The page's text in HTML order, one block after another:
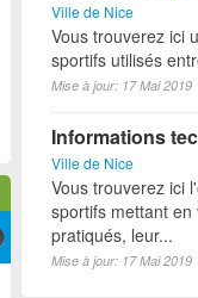
Ville de Nice
Vous trouverez ici
sportifs utilisés
Mise à jour: 17 Mai 2019
Informations
Ville de Nice
Vous trouverez ici
sportifs mettant
pratiqués, leur...
Mise à jour: 17 Mai 2019